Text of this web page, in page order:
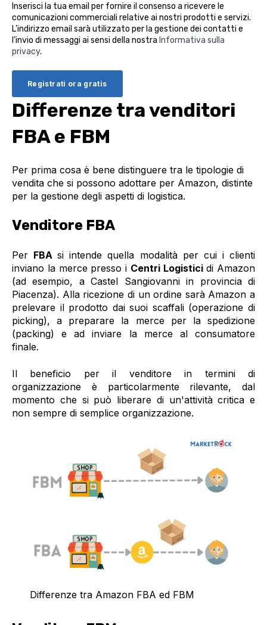
Inserisci la tua email per fornire il consenso a ricevere le
comunicazioni commerciali relative ai nostri prodotti e servizi.
L’indirizzo email sarà utilizzato per la gestione dei contatti e
l’invio di messaggi ai sensi della nostra Informativa sulla
privacy.
Differenze tra venditori
FBA e FBM
Per prima cosa è bene distinguere tra le tipologie di
vendita che si possono adottare per Amazon, distinte
per la gestione degli aspetti di logistica.
Venditore FBA
Per FBAsi intende quella modalità per cui i clienti
inviano la merce presso i Centri Logisticidi Amazon
(ad esempio, a Castel Sangiovanni in provincia di
Piacenza). Alla ricezione di un ordine sarà Amazon a
prelevare il prodotto dai suoi scaffali (operazione di
picking), a preparare la merce per la spedizione
(packing) e ad inviare la merce al consumatore
finale.
Il beneficio per il venditore in termini di
organizzazione è particolarmente rilevante, dal
momento che si può liberare di un'attività critica e
non sempre di semplice organizzazione.
Differenze tra Amazon FBA ed FBM